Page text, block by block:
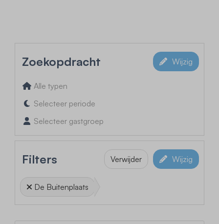
Zoekopdracht Wijzig
Alle typen
Selecteer periode
Selecteer gastgroep
Filters Verwijder Wijzig
De Buitenplaats